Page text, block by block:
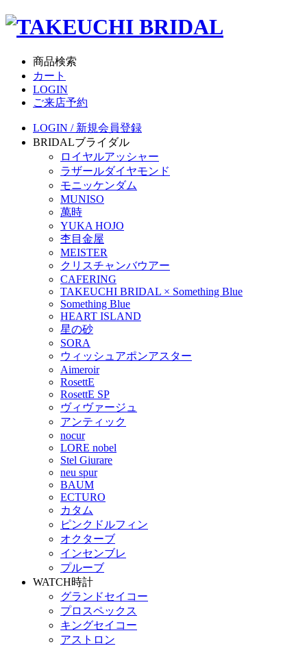
商品検索
カート
LOGIN
ご来店予約
LOGIN / 新規会員登録
BRIDALブライダル
ロイヤルアッシャー
ラザールダイヤモンド
モニッケンダム
MUNISO
萬時
YUKA HOJO
杢目金屋
MEISTER
クリスチャンバウアー
CAFERING
TAKEUCHI BRIDAL × Something Blue
Something Blue
HEART ISLAND
星の砂
SORA
ウィッシュアポンアスター
Aimeroir
RosettE
RosettE SP
ヴィヴァージュ
アンティック
nocur
LORE nobel
Stel Giurare
neu spur
BAUM
ECTURO
カタム
ピンクドルフィン
オクターブ
インセンブレ
プルーブ
WATCH時計
グランドセイコー
プロスペックス
キングセイコー
アストロン